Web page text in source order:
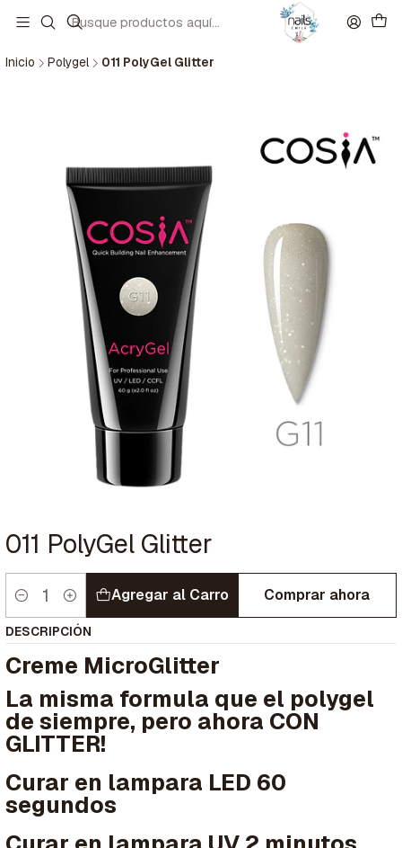
Inicio Polygel 011 PolyGel Glitter
011 PolyGel Glitter
Cantidad
Agregar al Carro Comprar ahora
DESCRIPCIÓN
Creme MicroGlitter
La misma formula que el polygel
de siempre, pero ahora CON
GLITTER!
Curar en lampara LED 60
segundos